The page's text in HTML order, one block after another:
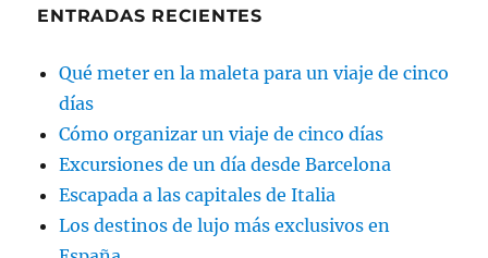
ENTRADAS RECIENTES
Qué meter en la maleta para un viaje de cinco
días
Cómo organizar un viaje de cinco días
Excursiones de un día desde Barcelona
Escapada a las capitales de Italia
Los destinos de lujo más exclusivos en